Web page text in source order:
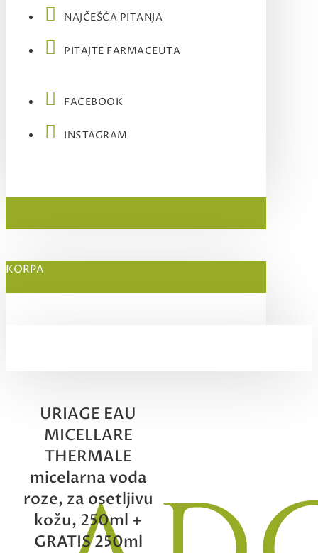
NAJČEŠĆA PITANJA
PITAJTE FARMACEUTA
FACEBOOK
INSTAGRAM
KORPA
URIAGE EAU
MICELLARE
THERMALE
micelarna voda
roze, za osetljivu
kožu, 250ml +
GRATIS 250ml